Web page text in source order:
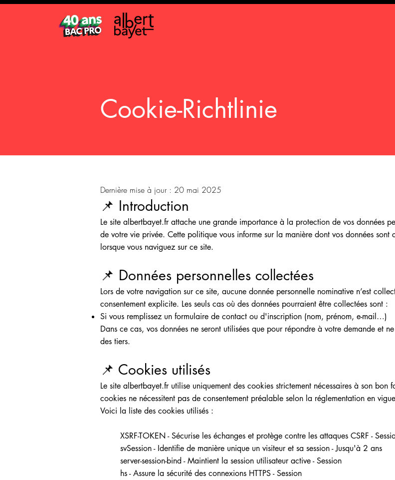
Cookie-Richtlinie
Dernière mise à jour : 20 mai 2025
📌 Introduction
Le site albertbayet.fr attache une grande importance à la protection de vos données
de votre vie privée. Cette politique vous informe sur la manière dont vos données sont
lorsque vous naviguez sur ce site.
📌 Données personnelles collectées
Lors de votre navigation sur ce site, aucune donnée personnelle nominative n’est
consentement explicite. Les seuls cas où des données pourraient être collectées sont :
Si vous remplissez un formulaire de contact ou d'inscription (nom, prénom, e-mail…)
Dans ce cas, vos données ne seront utilisées que pour répondre à votre demande et
des tiers.
📌 Cookies utilisés
Le site albertbayet.fr utilise uniquement des cookies strictement nécessaires à son bon
cookies ne nécessitent pas de consentement préalable selon la réglementation en
Voici la liste des cookies utilisés :
XSRF-TOKEN - Sécurise les échanges et protège contre les attaques CSRF -
svSession - Identifie de manière unique un visiteur et sa session - Jusqu'à 2 ans
server-session-bind - Maintient la session utilisateur active - Session
hs - Assure la sécurité des connexions HTTPS - Session